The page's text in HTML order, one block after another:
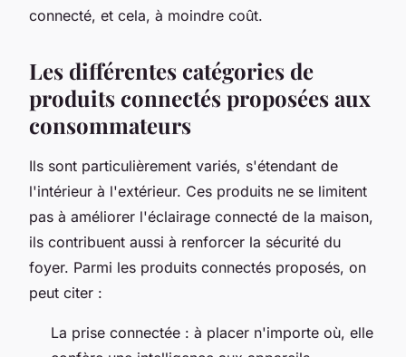
connecté, et cela, à moindre coût.
Les différentes catégories de
produits connectés proposées aux
consommateurs
Ils sont particulièrement variés, s'étendant de
l'intérieur à l'extérieur. Ces produits ne se limitent
pas à améliorer l'éclairage connecté de la maison,
ils contribuent aussi à renforcer la sécurité du
foyer. Parmi les produits connectés proposés, on
peut citer :
La prise connectée : à placer n'importe où, elle